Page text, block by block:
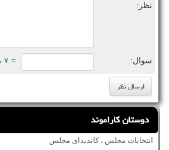
نظر:
سوال: = ۷ بعلاوه ۲
دوستان کاراموند
انتخابات مجلس ، کاندیدای مجلس